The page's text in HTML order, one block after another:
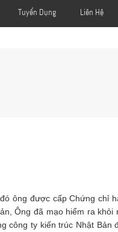
Tuyển Dụng Liên Hệ
ông được cấp Chứng chỉ
Ông đã mạo hiểm ra
công ty kiến trúc Nhật